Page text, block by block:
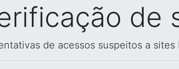
de
de acessos suspeitos a